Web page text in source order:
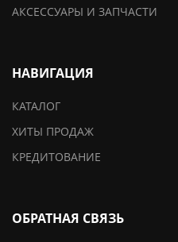
АКСЕССУАРЫ И ЗАПЧАСТИ
НАВИГАЦИЯ
КАТАЛОГ
ХИТЫ ПРОДАЖ
КРЕДИТОВАНИЕ
ОБРАТНАЯ СВЯЗЬ